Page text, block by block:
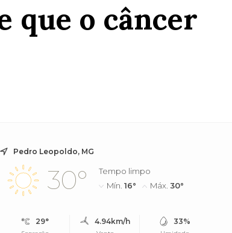
que o câncer
Pedro Leopoldo, MG
30°
Tempo limpo
Mín.16° Máx.30°
29° 4.94km/h 33%